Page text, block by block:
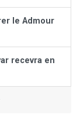
le Admour
recevra en